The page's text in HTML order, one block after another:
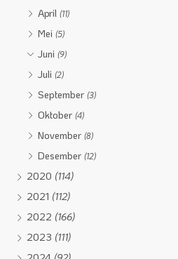
April(11)
Mei(5)
Juni(9)
Juli(2)
September(3)
Oktober(4)
November(8)
Desember(12)
2020 (114)
2021 (112)
2022 (166)
2023 (111)